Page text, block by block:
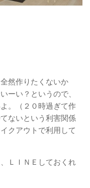
然作りたくないか
ーい？というので、
。（２０時過ぎて作
ないという利害関係
クアウトで利用して
ＬＩＮＥしておくれ